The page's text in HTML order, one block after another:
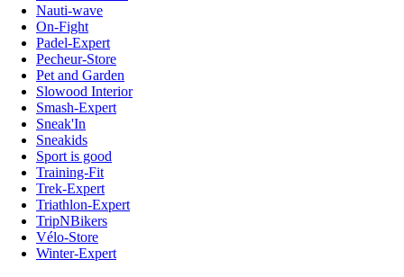
Nauti-wave
On-Fight
Padel-Expert
Pecheur-Store
Pet and Garden
Slowood Interior
Smash-Expert
Sneak'In
Sneakids
Sport is good
Training-Fit
Trek-Expert
Triathlon-Expert
TripNBikers
Vélo-Store
Winter-Expert